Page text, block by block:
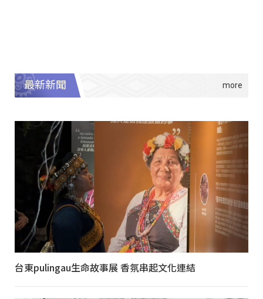
最新新聞
台東pulingau生命故事展 香氛串起文化連結